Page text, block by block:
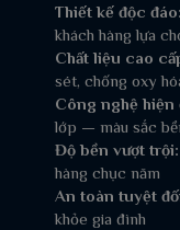
Thiết kế độc đáo:
khách hàng lựa
Chất liệu cao
sét, chống oxy
Công nghệ hiện
lớp — màu sắc
Độ bền vượt trội:
hàng chục năm
An toàn tuyệt
khỏe gia đình